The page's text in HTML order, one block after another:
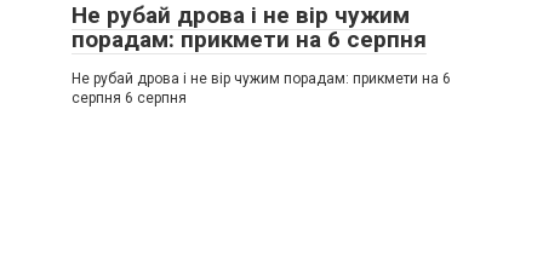
Не рубай дрова і не вір чужим
порадам: прикмети на 6 серпня
Не рубай дрова і не вір чужим порадам: прикмети на 6
серпня 6 серпня